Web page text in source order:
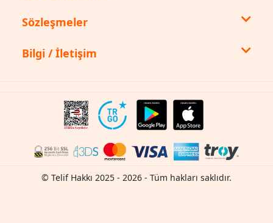
Sözleşmeler
Bilgi / İletişim
© Telif Hakkı 2025 - 2026 - Tüm hakları saklıdır.